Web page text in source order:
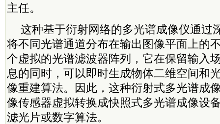
主任。
这种基于衍射网络的多光谱成像仪通过
将不同光谱通道分布在输出图像平面上的
个虚拟的光谱滤波器阵列，它在保留输入
息的同时，可以即时生成物体二维空间和
像重建算法。因此，这种衍射式多光谱成
像传感器虚拟转换成快照式多光谱成像设
滤光片或数字算法。